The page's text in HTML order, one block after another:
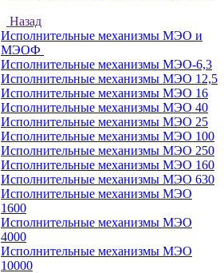
Назад
Исполнительные механизмы МЭО и
МЭОФ
Исполнительные механизмы МЭО-6,3
Исполнительные механизмы МЭО 12,5
Исполнительные механизмы МЭО 16
Исполнительные механизмы МЭО 40
Исполнительные механизмы МЭО 25
Исполнительные механизмы МЭО 100
Исполнительные механизмы МЭО 250
Исполнительные механизмы МЭО 160
Исполнительные механизмы МЭО 630
Исполнительные механизмы МЭО
1600
Исполнительные механизмы МЭО
4000
Исполнительные механизмы МЭО
10000